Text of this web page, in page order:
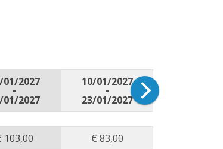
01/2027
-
01/2027
10/01/2027
-
23/01/2027
103,00 € 83,00